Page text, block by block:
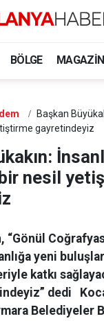
BÖLGE MAGAZIN
Başkan
gayretindeyiz
nesil
“Gönül
yeni
katkı
dedi
Belediyeler